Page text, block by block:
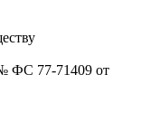
77-71409 от